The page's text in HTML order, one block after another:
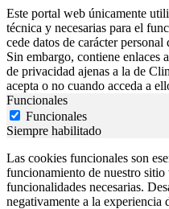
Este portal web únicamente
técnica y necesarias para el
cede datos de carácter
Sin embargo, contiene enlaces
de privacidad ajenas a la de
acepta o no cuando acceda a
Funcionales
Funcionales
Siempre habilitado
Las cookies funcionales son
funcionamiento de nuestro
funcionalidades necesarias.
negativamente a la experiencia